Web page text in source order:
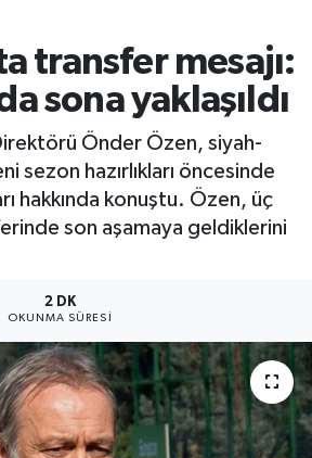
transfer mesajı:
sona yaklaşıldı
Önder Özen, siyah-
sezon hazırlıkları öncesinde
hakkında konuştu. Özen, üç
son aşamaya geldiklerini
2 DK
OKUNMA SÜRESI